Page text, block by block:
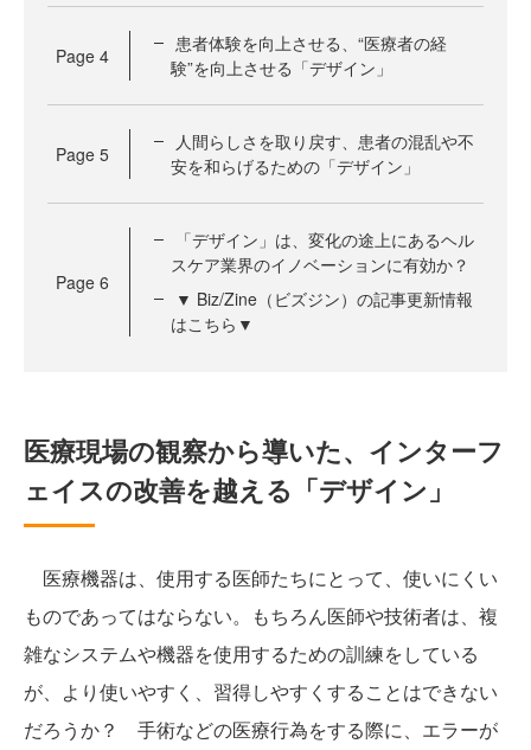
Page 4
患者体験を向上させる、“医療者の経
験”を向上させる「デザイン」
Page 5
人間らしさを取り戻す、患者の混乱や不
安を和らげるための「デザイン」
Page 6
「デザイン」は、変化の途上にあるヘル
スケア業界のイノベーションに有効か？
▼ Biz/Zine（ビズジン）の記事更新情報
はこちら▼
医療現場の観察から導いた、インターフ
ェイスの改善を越える「デザイン」
医療機器は、使用する医師たちにとって、使いにくい
ものであってはならない。もちろん医師や技術者は、複
雑なシステムや機器を使用するための訓練をしている
が、より使いやすく、習得しやすくすることはできない
だろうか？ 手術などの医療行為をする際に、エラーが